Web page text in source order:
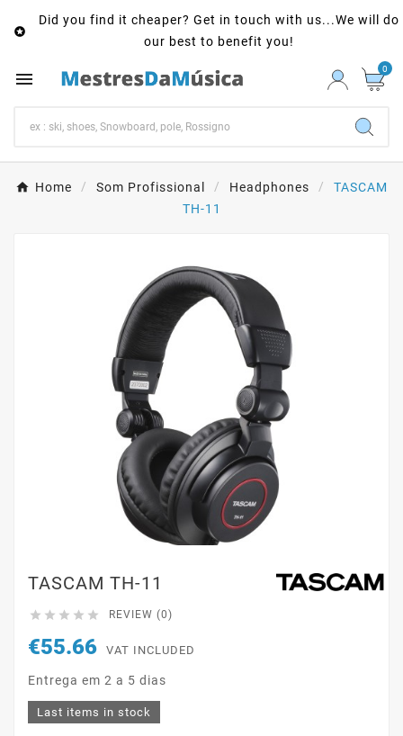

Did you find it cheaper? Get in touch with us...We will do
our best to benefit you!
 0
Home Som Profissional Headphones
TASCAM
TH-11
TASCAM TH-11
     REVIEW (0)
€55.66 VAT INCLUDED
Entrega em 2 a 5 dias
Last items in stock